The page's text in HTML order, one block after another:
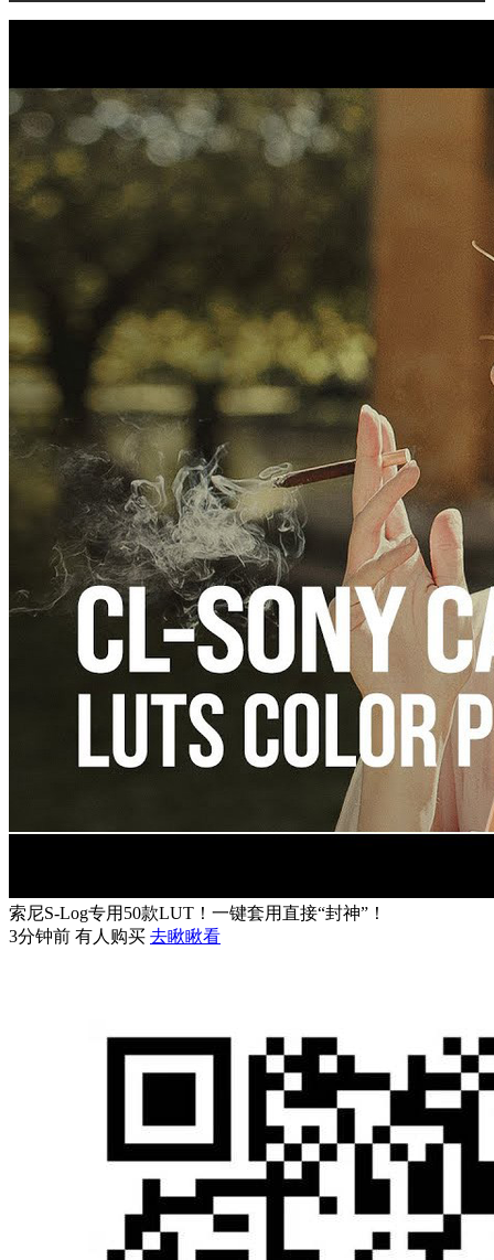
索尼S-Log专用50款LUT！一键套用直接“封神”！
3分钟前 有人购买 去瞅瞅看